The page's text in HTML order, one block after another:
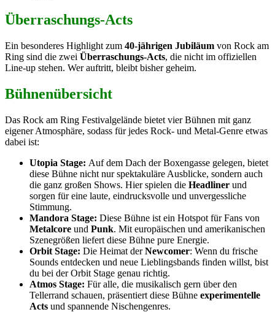
Überraschungs-Acts
Ein besonderes Highlight zum 40-jährigen Jubiläum von Rock am
Ring sind die zwei Überraschungs-Acts, die nicht im offiziellen
Line-up stehen. Wer auftritt, bleibt bisher geheim.
Bühnenübersicht
Das Rock am Ring Festivalgelände bietet vier Bühnen mit ganz
eigener Atmosphäre, sodass für jedes Rock- und Metal-Genre etwas
dabei ist:
Utopia Stage: Auf dem Dach der Boxengasse gelegen, bietet
diese Bühne nicht nur spektakuläre Ausblicke, sondern auch
die ganz großen Shows. Hier spielen die Headliner und
sorgen für eine laute, eindrucksvolle und unvergessliche
Stimmung.
Mandora Stage: Diese Bühne ist ein Hotspot für Fans von
Metalcore und Punk. Mit europäischen und amerikanischen
Szenegrößen liefert diese Bühne pure Energie.
Orbit Stage: Die Heimat derNewcomer: Wenn du frische
Sounds entdecken und neue Lieblingsbands finden willst, bist
du bei der Orbit Stage genau richtig.
Atmos Stage: Für alle, die musikalisch gern über den
Tellerrand schauen, präsentiert diese Bühne experimentelle
Acts und spannende Nischengenres.